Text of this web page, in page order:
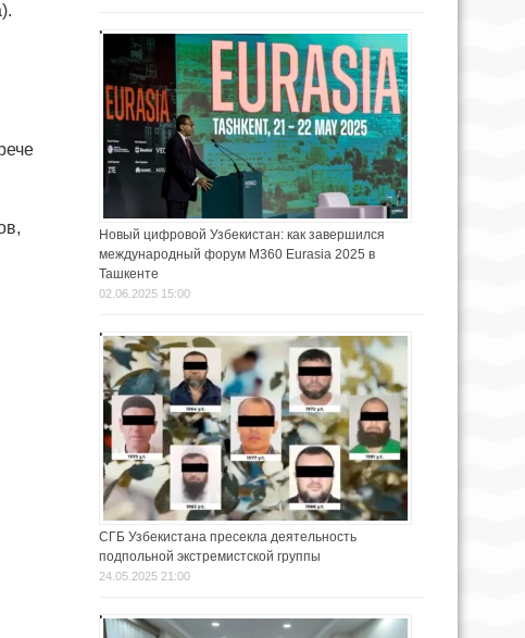
Новый цифровой Узбекистан: как завершился
международный форум M360 Eurasia 2025 в
Ташкенте
02.06.2025 15:00
СГБ Узбекистана пресекла деятельность
подпольной экстремистской группы
24.05.2025 21:00